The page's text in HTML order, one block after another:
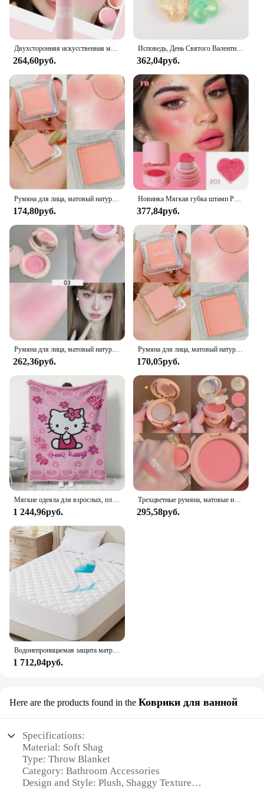
Двухсторонняя искусственная мягкая осветляющая контурирующая Тень для лица румяна порошок персиковый розовый оттенок для щек Корейская Косметика для макияжа
264,60руб.
Исповедь, День Святого Валентина, любовь, медленно восстанавливающие форму игрушки, сквирм, мягкий малтоза, стрессовые мячи, сжимаемые кончики пальцев, детские подарки
362,04руб.
Румяна для лица, матовый натуральный оттенок щек, Осветление ЛИЦА, водонепроницаемая косметика, румяна, пудра, мягкий женский макияж, 1 шт.
174,80руб.
Новинка Мягкая губка штамп Румяна подушка в форме сердца Румяна жидкий брикет ТИНТ питательный натуральный макияж Осветляющий цвет лица
377,84руб.
Румяна для лица, матовый натуральный оттенок щек, осветление, контур лица водостойкая косметика, румяна, пудра, мягкий женский макияж, 1 шт. румяна
262,36руб.
Румяна для лица, матовый натуральный оттенок щек, Осветление ЛИЦА, водонепроницаемая косметика, румяна, пудра, мягкий женский макияж, 1 шт.
170,05руб.
Мягкие одеяла для взрослых, плюшевое одеяло Sanrio Hello Kitty, простыня, одеяло с рисунком кондиционера, весеннее пушистое одеяло
1 244,96руб.
Трехцветные румяна, матовые натуральные Румяна для осветления лица, водостойкие Румяна для лица, мягкая женская косметика
295,58руб.
Водонепроницаемая защита матраса Bedsure, стеганый наматрасник, бесшумный мягкий дышащий наматрасник
1 712,04руб.
Here are the products found in the Коврики для ванной
Specifications:
Material: Soft Shag
Type: Throw Blanket
Category: Bathroom Accessories
Design and Style: Plush, Shaggy Texture